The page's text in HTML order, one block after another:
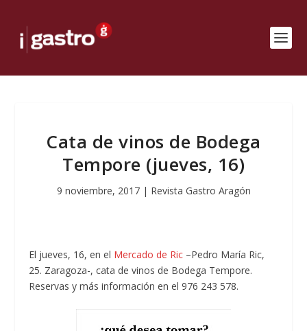
Cata de vinos de Bodega
Tempore (jueves, 16)
9 noviembre, 2017| Revista Gastro Aragón
El jueves, 16, en el Mercado de Ric –Pedro María Ric,
25. Zaragoza-, cata de vinos de Bodega Tempore.
Reservas y más información en el 976 243 578.